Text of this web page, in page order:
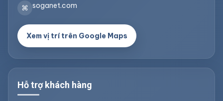
⌘ soganet.com
Xem vị trí trên Google Maps
Hỗ trợ khách hàng